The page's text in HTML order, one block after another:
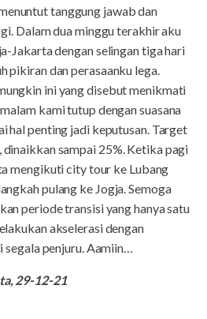
tanggung jawab dan
Dalam dua minggu terakhir aku
Jakarta dengan selingan tiga hari
pikiran dan perasaanku lega.
ini yang disebut menikmati
kami tutup dengan suasana
hal penting jadi keputusan. Target
dinaikkan sampai 25%. Ketika pagi
mengikuti city tour ke Lubang
pulang ke Jogja. Semoga
periode transisi yang hanya satu
akselerasi dengan
segala penjuru. Aamiin…
29-12-21